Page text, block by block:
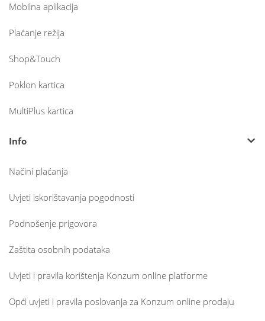
Mobilna aplikacija
Plaćanje režija
Shop&Touch
Poklon kartica
MultiPlus kartica
Info
Načini plaćanja
Uvjeti iskorištavanja pogodnosti
Podnošenje prigovora
Zaštita osobnih podataka
Uvjeti i pravila korištenja Konzum online platforme
Opći uvjeti i pravila poslovanja za Konzum online prodaju